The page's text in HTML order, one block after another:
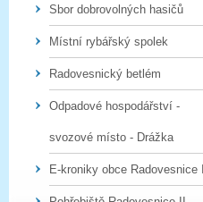
Sbor dobrovolných hasičů
Místní rybářský spolek
Radovesnický betlém
Odpadové hospodářství -
svozové místo - Drážka
E-kroniky obce Radovesnice II